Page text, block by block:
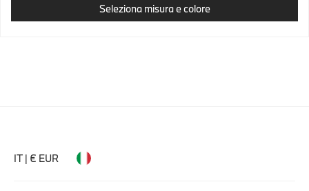
Seleziona misura e colore
IT | € EUR